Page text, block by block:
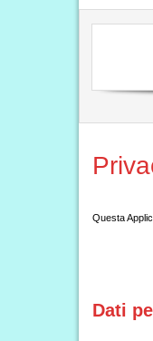
Questa
Dati